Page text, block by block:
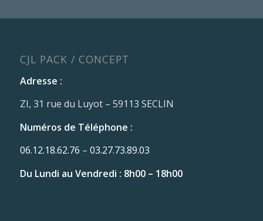
CJL PACK / CONCEPT
Adresse :
ZI, 31 rue du Luyot – 59113 SECLIN
Numéros de Téléphone :
06.12.18.62.76 – 03.27.73.89.03
Du Lundi au Vendredi : 8h00 – 18h00